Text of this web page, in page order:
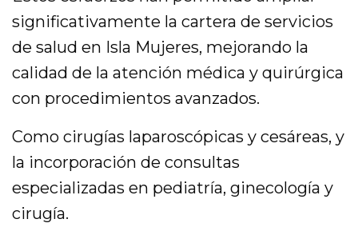
significativamente la cartera de servicios
de salud en Isla Mujeres, mejorando la
calidad de la atención médica y quirúrgica
con procedimientos avanzados.
Como cirugías laparoscópicas y cesáreas, y
la incorporación de consultas
especializadas en pediatría, ginecología y
cirugía.